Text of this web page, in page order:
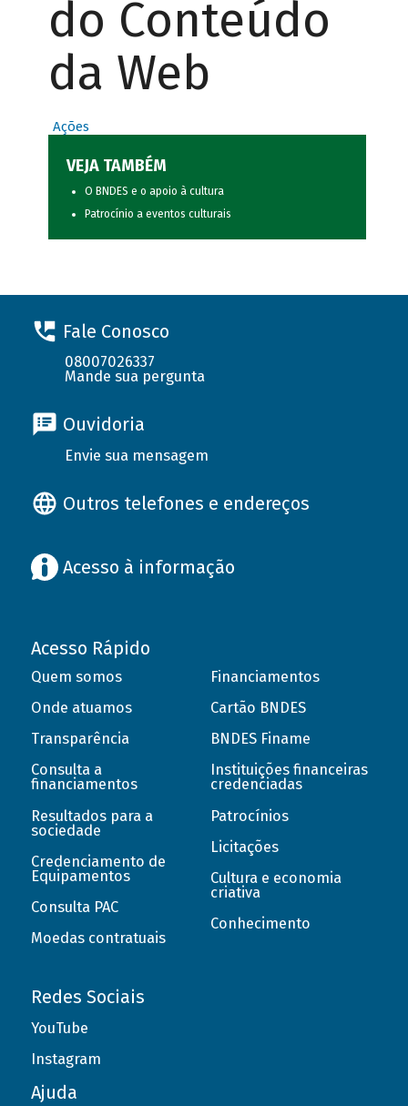
do Conteúdo
da Web
Ações
VEJA TAMBÉM
O BNDES e o apoio à cultura
Patrocínio a eventos culturais
Fale Conosco
08007026337
Mande sua pergunta
Ouvidoria
Envie sua mensagem
Outros telefones e endereços
Acesso à informação
Acesso Rápido
Quem somos
Onde atuamos
Transparência
Consulta a
financiamentos
Resultados para a
sociedade
Credenciamento de
Equipamentos
Consulta PAC
Moedas contratuais
Financiamentos
Cartão BNDES
BNDES Finame
Instituições financeiras
credenciadas
Patrocínios
Licitações
Cultura e economia
criativa
Conhecimento
Redes Sociais
YouTube
Instagram
Ajuda